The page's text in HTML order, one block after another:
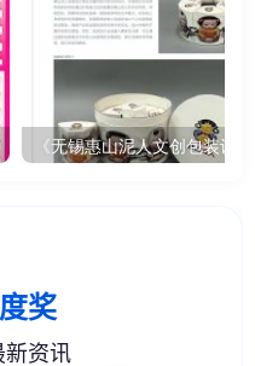
《无锡惠山泥人文创包装设